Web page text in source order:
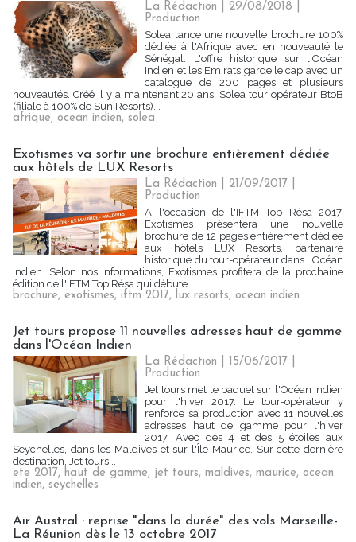
La Rédaction | 29/08/2018
Production
Solea lance une nouvelle brochure 100%
dédiée à l'Afrique avec en nouveauté le
Sénégal. L'offre historique sur l'Océan
Indien et les Emirats garde le cap avec un
catalogue de 200 pages et plusieurs
nouveautés. Créé il y a maintenant 20 ans, Solea tour opérateur BtoB
(filiale à 100% de Sun Resorts)...
afrique, ocean indien, solea
Exotismes va sortir une brochure entièrement dédiée
aux hôtels de LUX Resorts
La Rédaction | 21/09/2017
Production
A l'occasion de l'IFTM Top Résa 2017,
Exotismes présentera une nouvelle
brochure de 12 pages entièrement dédiée
aux hôtels LUX Resorts, partenaire
historique du tour-opérateur dans l'Océan
Indien. Selon nos informations, Exotismes profitera de la prochaine
édition de l'IFTM Top Résa qui débute...
brochure, exotismes, iftm 2017, lux resorts, ocean indien
Jet tours propose 11 nouvelles adresses haut de gamme
dans l'Océan Indien
La Rédaction | 15/06/2017
Production
Jet tours met le paquet sur l'Océan Indien
pour l'hiver 2017. Le tour-opérateur y
renforce sa production avec 11 nouvelles
adresses haut de gamme pour l'hiver
2017. Avec des 4 et des 5 étoiles aux
Seychelles, dans les Maldives et sur l'Île Maurice. Sur cette dernière
destination, Jet tours...
ete 2017, haut de gamme, jet tours, maldives, maurice, ocean
indien, seychelles
Air Austral : reprise "dans la durée" des vols Marseille-
La Réunion dès le 13 octobre 2017